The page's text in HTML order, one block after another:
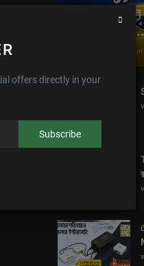
offers directly in your
Subscribe
ঘরে বসে
অনলাইন আয়ের